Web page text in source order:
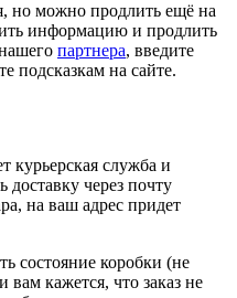
но можно продлить ещё на
информацию и продлить
партнера, введите
подсказкам на сайте.
курьерская служба и
доставку через почту
на ваш адрес придет
состояние коробки (не
вам кажется, что заказ не